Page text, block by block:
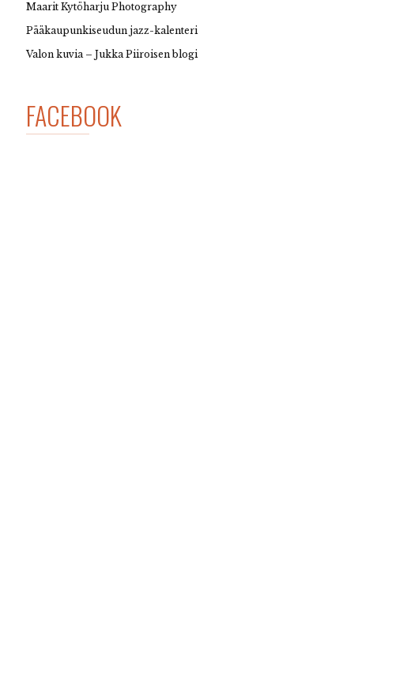
Maarit Kytöharju Photography
Pääkaupunkiseudun jazz-kalenteri
Valon kuvia – Jukka Piiroisen blogi
FACEBOOK